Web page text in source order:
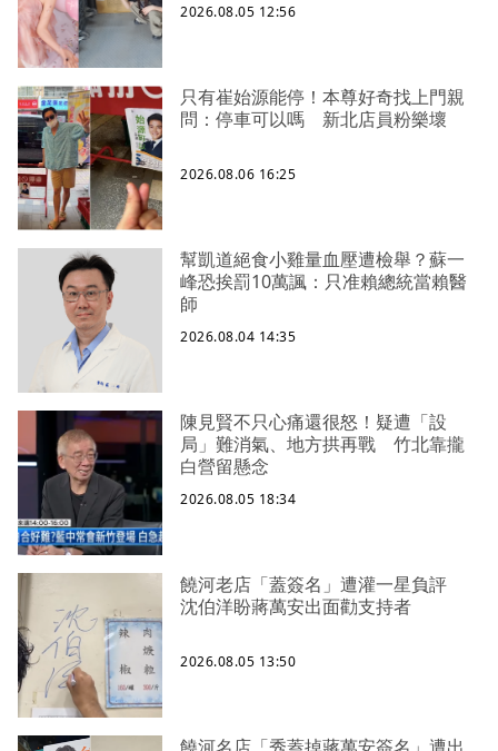
2026.08.05 12:56
只有崔始源能停！本尊好奇找上門親
問：停車可以嗎 新北店員粉樂壞
2026.08.06 16:25
幫凱道絕食小雞量血壓遭檢舉？蘇一
峰恐挨罰10萬諷：只准賴總統當賴醫
師
2026.08.04 14:35
陳見賢不只心痛還很怒！疑遭「設
局」難消氣、地方拱再戰 竹北靠攏
白營留懸念
2026.08.05 18:34
饒河老店「蓋簽名」遭灌一星負評
沈伯洋盼蔣萬安出面勸支持者
2026.08.05 13:50